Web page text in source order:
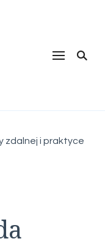
zdalnej i praktyce